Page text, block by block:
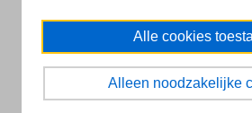
Alle cookies
Alleen noodzakelijke